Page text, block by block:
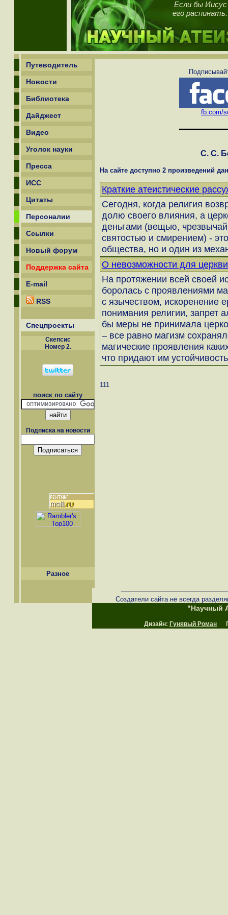
Если бы
его
Путеводитель
Новости
Библиотека
Дайджест
Видео
Уголок науки
Пресса
ИСС
Цитаты
Персоналии
Ссылки
Новый форум
Поддержка сайта
E-mail
RSS
Спецпроекты
Скепсиc
Номер 2.
поиск по сайту
Подписка на новости
Разное
fb.com/
С. С.
На сайте доступно 2 произведений
Краткие атеистические
Cегодня, когда религия
долю своего влияния, а
деньгами (вещью,
святостью и смирением) -
общества, но и один из
О невозможности для
На протяжении всей своей
боролась с проявлениями
с язычеством, искоренение
понимания религии, запрет
бы меры не принимала
– все равно магизм
магические проявления
что придают им
111
Создатели сайта не всегда
"Научный
Дизайн: Гунявый Роман